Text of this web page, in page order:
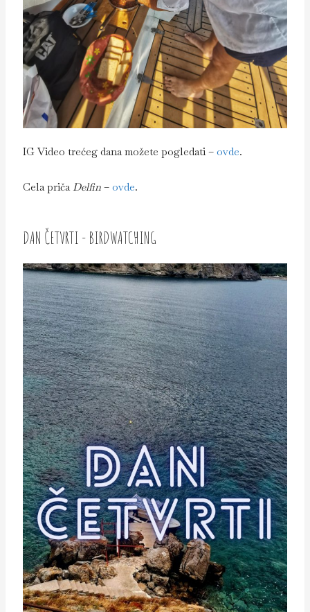
IG Video trećeg dana možete pogledati – ovde.
Cela pričaDelfin –ovde.
DAN ČETVRTI - BIRDWATCHING